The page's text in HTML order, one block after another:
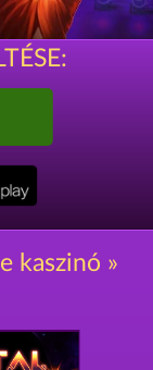
kaszinó »